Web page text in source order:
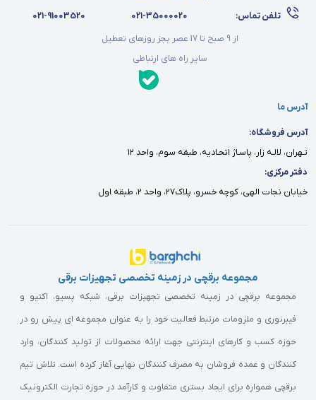
تلفن تماس:
021-35000020
021-91003520
از 9 صبح تا 17 عصر بجز روزهای تعطیل
سایر راه های ارتباطی
آدرس ما
آدرس فروشگاه:
تـهران، لالـه زار، پاسـاژ اتحـاديه، طبقه سوم، واحد ١٢
دفتر مركزى:
خيابان نجات الهى، كوچه خسرو، پلاك٢٧، واحد ٢، طبقه اول
مجموعه برقچی در زمینه تخصصی تجهیزات برقی
مجموعه برقچی در زمینه تخصصی تجهیزات برقی، شبکه پسیو، اکتیو و
فیبرنوری و ملزومات مرتبط فعالیت خود را به عنوان مجموعه ای پیش رو در
حوزه کسب و کارهای اینترنتی جهت ارائه محصولات از تولید کنندگان، وارد
کنندگان و عمده فروشان به مصرف کنندگان نهایی آغاز کرده است. تلاش تیم
برقچی همواره برای ایجاد بستری متفاوت و کارآمد در حوزه تجارت الکترونیک